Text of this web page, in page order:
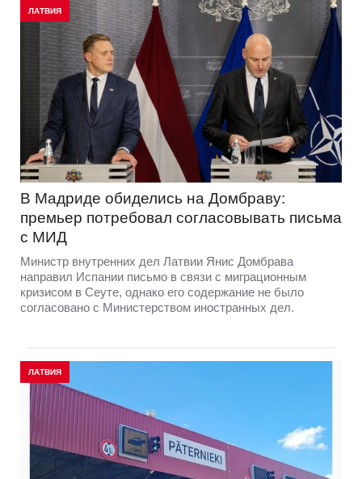
ЛАТВИЯ
В Мадриде обиделись на Домбраву:
премьер потребовал согласовывать письма
с МИД
Министр внутренних дел Латвии Янис Домбрава
направил Испании письмо в связи с миграционным
кризисом в Сеуте, однако его содержание не было
согласовано с Министерством иностранных дел.
ЛАТВИЯ